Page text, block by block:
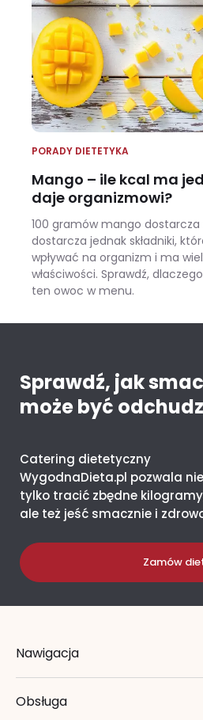
PORADY DIETETYKA
Mango – ile kcal ma
daje organizmowi?
100 gramów mango dostarcza
dostarcza jednak składniki,
wpływać na organizm i ma
właściwości. Sprawdź,
ten owoc w menu.
Sprawdź, jak
może być
Catering dietetyczny
WygodnaDieta.pl pozwala nie
tylko tracić zbędne
ale też jeść smacznie i
Zamów
Nawigacja
Obsługa